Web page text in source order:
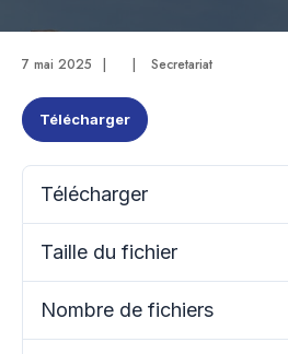
7 mai 2025 | | Secretariat
Télécharger
Télécharger
Taille du fichier
Nombre de fichiers